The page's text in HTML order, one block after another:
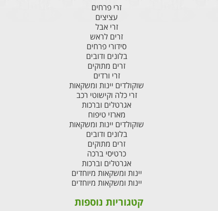
זרי פרחים
עציצים
זרי אבל
זרים לראש
סידורי פרחים
בלונים ודובים
זרים מתוקים
זרי ורדים
שוקולדים יינות ומשקאות
זרי כלה וקישוטי רכב
אגרטלים וברכות
מארזי טיפוח
שוקולדים יינות ומשקאות
בלונים ודובים
זרים מתוקים
כרטיסי ברכה
אגרטלים וברכות
יינות ומשקאות מיוחדים
יינות ומשקאות מיוחדים
קטגוריות נוספות